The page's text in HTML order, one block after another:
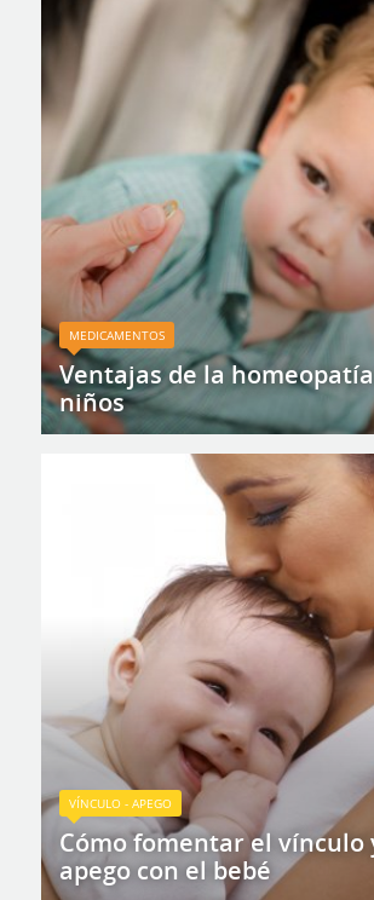
MEDICAMENTOS
Ventajas de la
niños
VÍNCULO - APEGO
Cómo fomentar el vínculo
apego con el bebé